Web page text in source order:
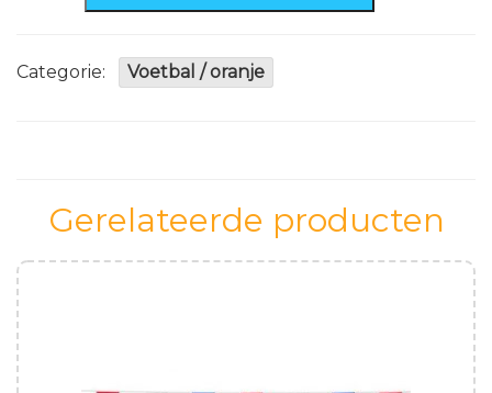
aantal
Categorie: Voetbal / oranje
Gerelateerde producten